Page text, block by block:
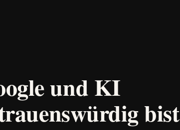
und KI
bist